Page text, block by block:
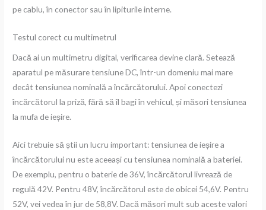
pe cablu, în conector sau în lipiturile interne.
Testul corect cu multimetrul
Dacă ai un multimetru digital, verificarea devine clară. Setează
aparatul pe măsurare tensiune DC, într-un domeniu mai mare
decât tensiunea nominală a încărcătorului. Apoi conectezi
încărcătorul la priză, fără să îl bagi în vehicul, și măsori tensiunea
la mufa de ieșire.
Aici trebuie să știi un lucru important: tensiunea de ieșire a
încărcătorului nu este aceeași cu tensiunea nominală a bateriei.
De exemplu, pentru o baterie de 36V, încărcătorul livrează de
regulă 42V. Pentru 48V, încărcătorul este de obicei 54,6V. Pentru
52V, vei vedea în jur de 58,8V. Dacă măsori mult sub aceste valori